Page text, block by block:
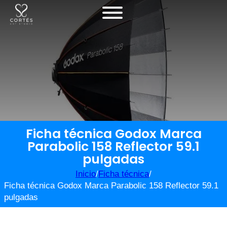
Ficha técnica Godox Marca
Parabolic 158 Reflector 59.1
pulgadas
Inicio/Ficha técnica/
Ficha técnica Godox Marca Parabolic 158 Reflector 59.1
pulgadas